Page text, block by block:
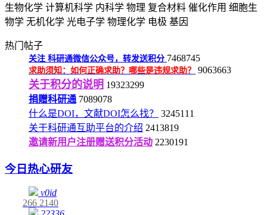
生物化学 计算机科学 内科学 物理 复合材料 催化作用 细胞生
物学 无机化学 光电子学 物理化学 电极 基因
热门帖子
关注 科研通微信公众号，转发送积分 7468745
求助须知：如何正确求助？哪些是违规求助？ 9063663
关于积分的说明 19323299
捐赠科研通 7089078
什么是DOI，文献DOI怎么找？
3245111
关于科研通互助平台的介绍 2413819
邀请新用户注册赠送积分活动 2230191
今日热心研友
v0id
266 2140